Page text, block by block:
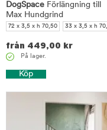
DogSpace Förlängning till
Max Hundgrind
72 x 3,5 x h 70,50 33 x 3,5 x h
från 449,00 kr
På lager.
Köp